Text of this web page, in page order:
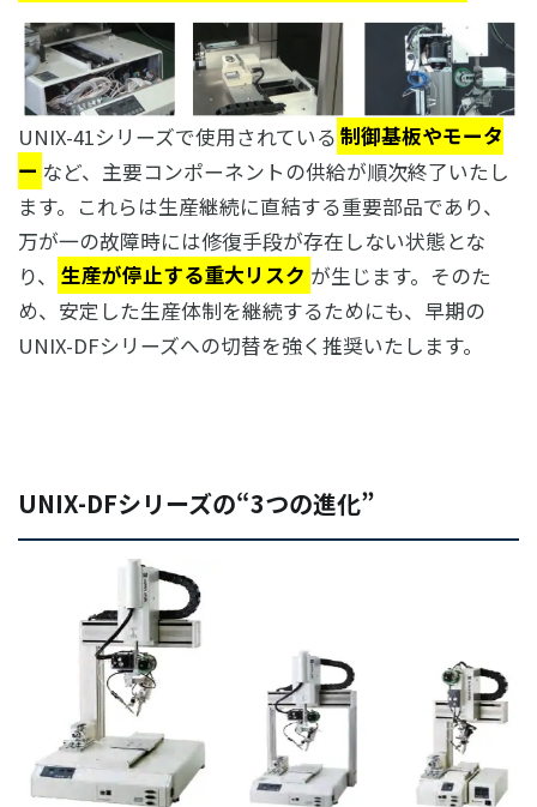
UNIX-41シリーズで使用されている 制御基板やモータ
ー など、主要コンポーネントの供給が順次終了いたし
ます。これらは生産継続に直結する重要部品であり、
万が一の故障時には修復手段が存在しない状態とな
り、
生産が停止する重大リスク が生じます。そのた
め、安定した生産体制を継続するためにも、早期の
UNIX-DFシリーズへの切替を強く推奨いたします。
UNIX-DFシリーズの“3つの進化”